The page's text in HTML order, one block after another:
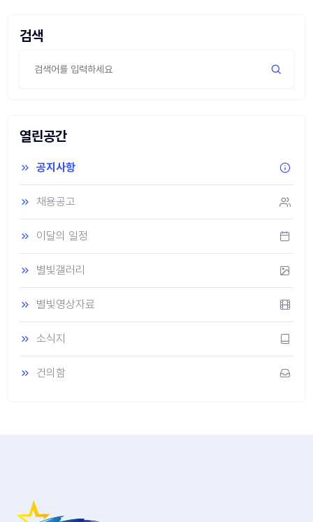
검색
열린공간
공지사항
채용공고
이달의 일정
별빛갤러리
별빛영상자료
소식지
건의함